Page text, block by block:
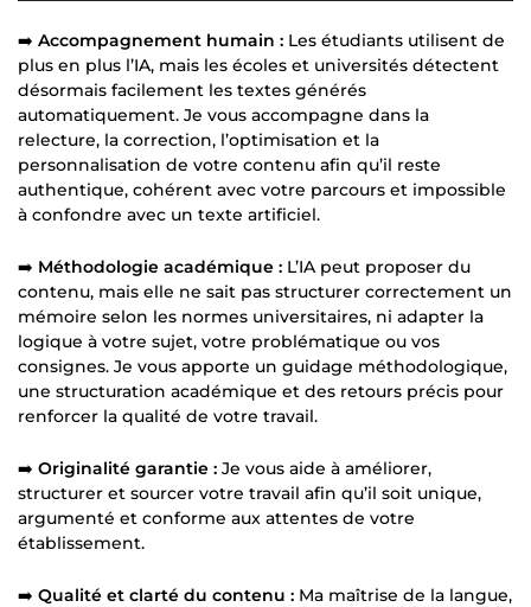
➡️ Accompagnement humain : Les étudiants utilisent de
plus en plus l’IA, mais les écoles et universités détectent
désormais facilement les textes générés
automatiquement. Je vous accompagne dans la
relecture, la correction, l’optimisation et la
personnalisation de votre contenu afin qu’il reste
authentique, cohérent avec votre parcours et impossible
à confondre avec un texte artificiel.
➡️ Méthodologie académique : L’IA peut proposer du
contenu, mais elle ne sait pas structurer correctement un
mémoire selon les normes universitaires, ni adapter la
logique à votre sujet, votre problématique ou vos
consignes. Je vous apporte un guidage méthodologique,
une structuration académique et des retours précis pour
renforcer la qualité de votre travail.
➡️ Originalité garantie : Je vous aide à améliorer,
structurer et sourcer votre travail afin qu’il soit unique,
argumenté et conforme aux attentes de votre
établissement.
➡️ Qualité et clarté du contenu : Ma maîtrise de la langue,